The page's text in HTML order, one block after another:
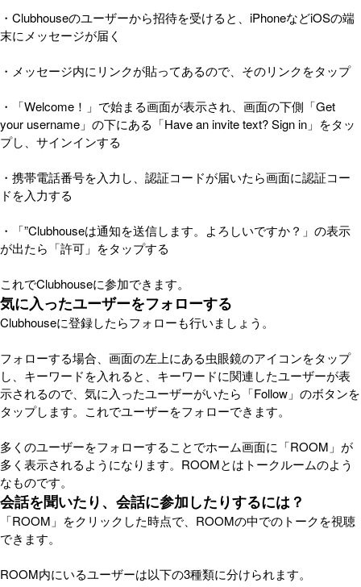
・Clubhouseのユーザーから招待を受けると、iPhoneなどiOSの端
末にメッセージが届く
・メッセージ内にリンクが貼ってあるので、そのリンクをタップ
・「Welcome！」で始まる画面が表示され、画面の下側「Get
your username」の下にある「Have an invite text? Sign in」をタッ
プし、サインインする
・携帯電話番号を入力し、認証コードが届いたら画面に認証コー
ドを入力する
・「”Clubhouseは通知を送信します。よろしいですか？」の表示
が出たら「許可」をタップする
これでClubhouseに参加できます。
気に入ったユーザーをフォローする
Clubhouseに登録したらフォローも行いましょう。
フォローする場合、画面の左上にある虫眼鏡のアイコンをタップ
し、キーワードを入れると、キーワードに関連したユーザーが表
示されるので、気に入ったユーザーがいたら「Follow」のボタンを
タップします。これでユーザーをフォローできます。
多くのユーザーをフォローすることでホーム画面に「ROOM」が
多く表示されるようになります。ROOMとはトークルームのよう
なものです。
会話を聞いたり、会話に参加したりするには？
「ROOM」をクリックした時点で、ROOMの中でのトークを視聴
できます。
ROOM内にいるユーザーは以下の3種類に分けられます。